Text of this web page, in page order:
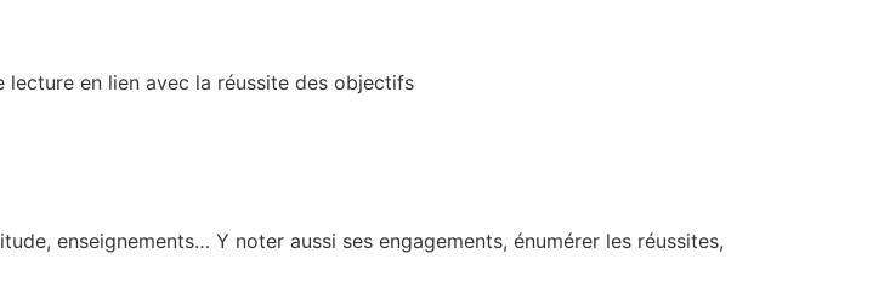
lecture en lien avec la réussite des objectifs
enseignements… Y noter aussi ses engagements, énumérer les réussites,